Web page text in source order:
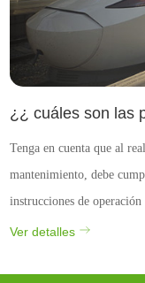
Tenga en cuenta que al
mantenimiento, debe
instrucciones de
mantenimiento y
Ver detalles